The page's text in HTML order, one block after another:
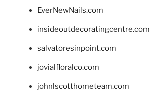
EverNewNails.com
insideoutdecoratingcentre.com
salvatoresinpoint.com
jovialfloralco.com
johnlscotthometeam.com